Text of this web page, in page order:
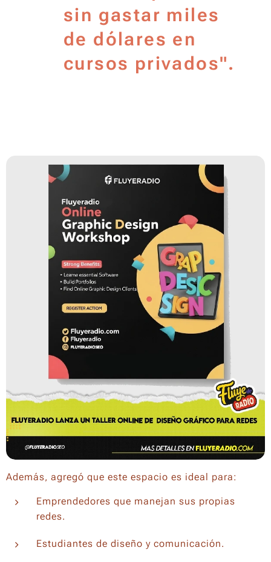
sin gastar miles
de dólares en
cursos privados".
Además, agregó que este espacio es ideal para:
Emprendedores que manejan sus propias
redes.
Estudiantes de diseño y comunicación.